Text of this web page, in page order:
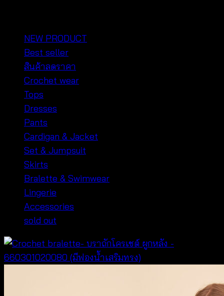
NEW PRODUCT
Best seller
สินค้าลดราคา
Crochet wear
Tops
Dresses
Pants
Cardigan & Jacket
Set & Jumpsuit
Skirts
Bralette & Swimwear
Lingerie
Accessories
sold out